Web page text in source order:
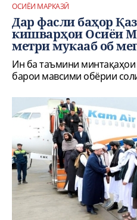
ОСИЁИ МАРКАЗӢ
Дар фасли баҳор
кишварҳои Осиёи
метри мукааб об
Ин ба таъмини
барои мавсими обёрии